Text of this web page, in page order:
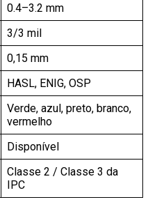
0.4–3.2 mm
3/3 mil
0,15 mm
HASL, ENIG, OSP
Verde, azul, preto, branco,
vermelho
Disponível
Classe 2 / Classe 3 da
IPC